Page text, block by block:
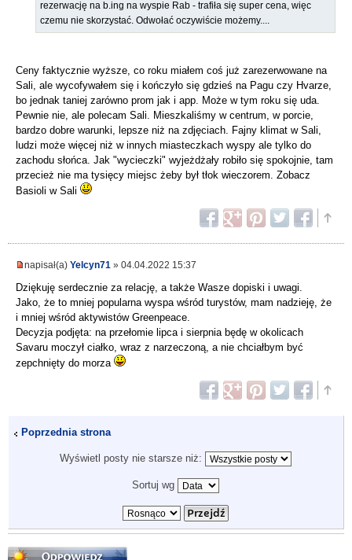
rezerwację na b.ing na wyspie Rab - trafiła się super cena, więc
czemu nie skorzystać. Odwołać oczywiście możemy....
Ceny faktycznie wyższe, co roku miałem coś już zarezerwowane na
Sali, ale wycofywałem się i kończyło się gdzieś na Pagu czy Hvarze,
bo jednak taniej zarówno prom jak i app. Może w tym roku się uda.
Pewnie nie, ale polecam Sali. Mieszkaliśmy w centrum, w porcie,
bardzo dobre warunki, lepsze niż na zdjęciach. Fajny klimat w Sali,
ludzi może więcej niż w innych miasteczkach wyspy ale tylko do
zachodu słońca. Jak "wycieczki" wyjeżdżały robiło się spokojnie, tam
przecież nie ma tysięcy miejsc żeby był tłok wieczorem. Zobacz
Basioli w Sali
napisał(a) Yelcyn71 » 04.04.2022 15:37
Dziękuję serdecznie za relację, a także Wasze dopiski i uwagi.
Jako, że to mniej popularna wyspa wśród turystów, mam nadzieję, że
i mniej wśród aktywistów Greenpeace.
Decyzja podjęta: na przełomie lipca i sierpnia będę w okolicach
Savaru moczył ciałko, wraz z narzeczoną, a nie chciałbym być
zepchnięty do morza
Poprzednia strona
Wyświetl posty nie starsze niż:
Sortuj wg
Odpowiedz